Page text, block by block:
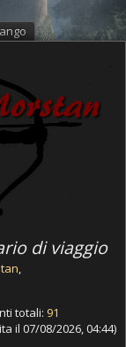
di viaggio
,
totali: 91
il 07/08/2026, 04:44)